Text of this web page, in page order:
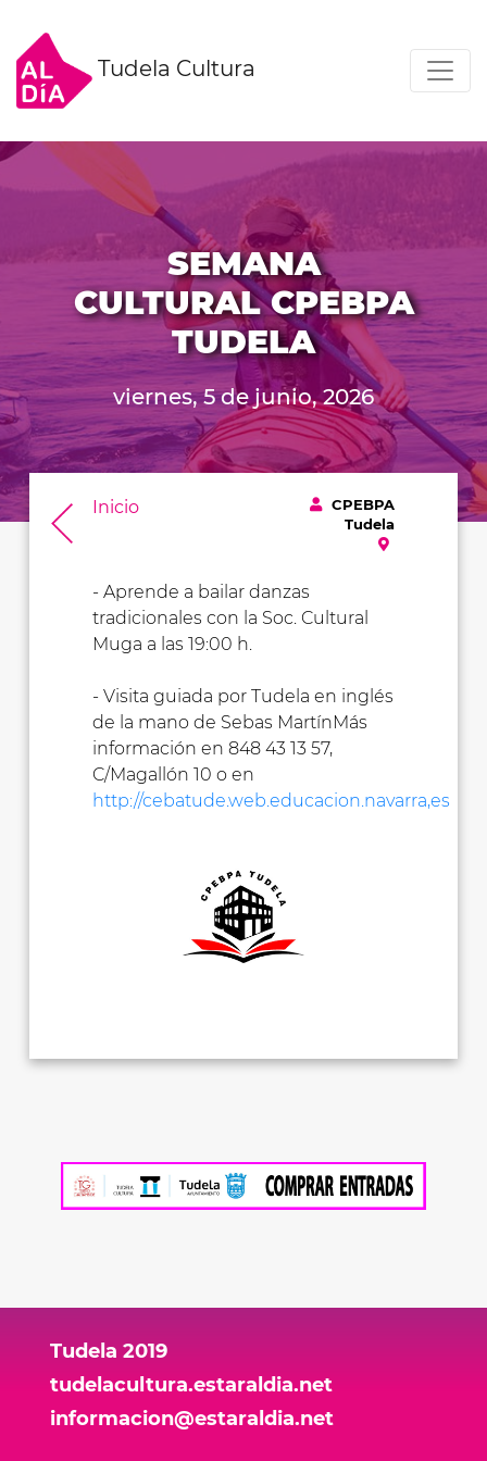
Tudela Cultura
SEMANA
CULTURAL CPEBPA
TUDELA
viernes, 5 de junio, 2026
Inicio
CPEBPA
Tudela
- Aprende a bailar danzas
tradicionales con la Soc. Cultural
Muga a las 19:00 h.
- Visita guiada por Tudela en inglés
de la mano de Sebas MartínMás
información en 848 43 13 57,
C/Magallón 10 o en
http://cebatude.web.educacion.navarra,es
Tudela 2019
tudelacultura.estaraldia.net
informacion@estaraldia.net